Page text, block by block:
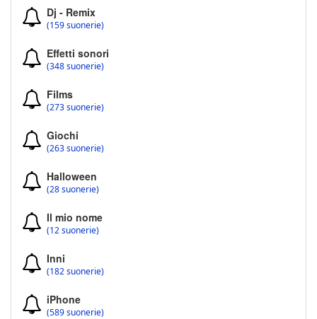
Dj - Remix
(159 suonerie)
Effetti sonori
(348 suonerie)
Films
(273 suonerie)
Giochi
(263 suonerie)
Halloween
(28 suonerie)
Il mio nome
(12 suonerie)
Inni
(182 suonerie)
iPhone
(589 suonerie)